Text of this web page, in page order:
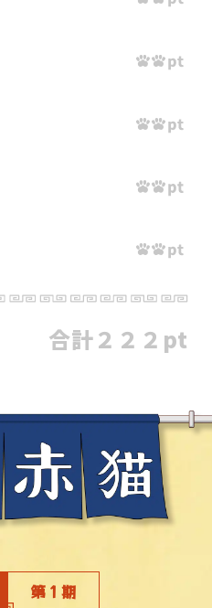
合計２２２pt
第１期